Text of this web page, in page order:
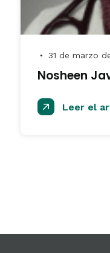
● 31 de marzo
Nosheen
Leer el